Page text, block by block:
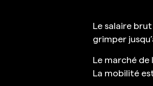
Le salaire
grimper
Le marché de
La mobilité